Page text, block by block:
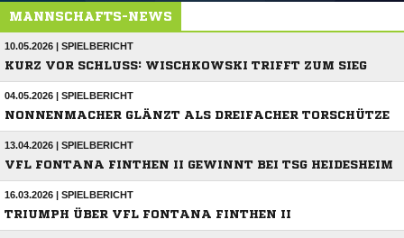
MANNSCHAFTS-NEWS
10.05.2026 | SPIELBERICHT
KURZ VOR SCHLUSS: WISCHKOWSKI TRIFFT ZUM SIEG
04.05.2026 | SPIELBERICHT
NONNENMACHER GLÄNZT ALS DREIFACHER TORSCHÜTZE
13.04.2026 | SPIELBERICHT
VFL FONTANA FINTHEN II GEWINNT BEI TSG HEIDESHEIM
16.03.2026 | SPIELBERICHT
TRIUMPH ÜBER VFL FONTANA FINTHEN II